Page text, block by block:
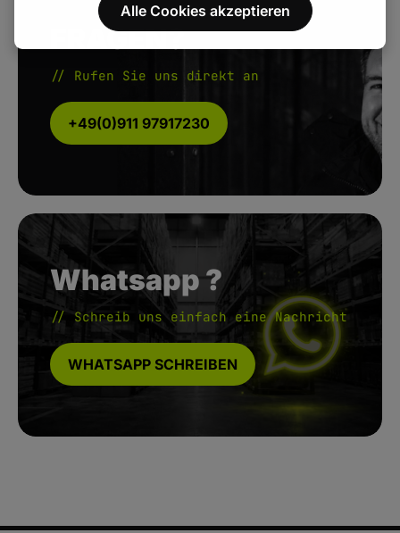
FRAGEN?
// Rufen Sie uns direkt an
+49(0)911 97917230
Whatsapp ?
// Schreib uns einfach eine Nachricht
WHATSAPP SCHREIBEN
Alle Cookies akzeptieren